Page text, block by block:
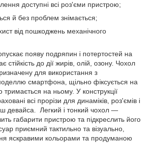
доступні всі роз'єми пристрою;
й без проблем знімається;
від пошкоджень механічного
появу подряпин і потертостей на
стійкість до дії жирів, олій, озону. Чохол
для використання з
смартфона, щільно фіксується на
тримається на ньому. У конструкції
всі прорізи для динаміків, роз'ємів і
девайса. Легкий і тонкий чохол —
габарити пристрою та підкреслить його
приємний тактильно та візуально,
яскравими кольорами та продуманою